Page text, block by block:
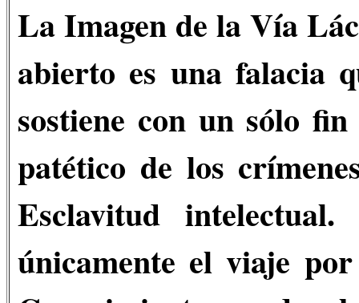
La Imagen de la Vía
abierto es una falacia
sostiene con un sólo
patético de los
Esclavitud
únicamente el viaje